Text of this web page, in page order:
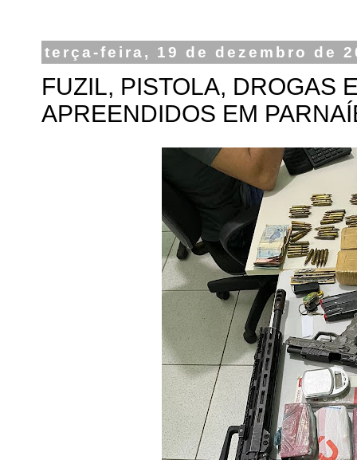
terça-feira, 19 de dezembro de
FUZIL, PISTOLA, DROGAS
APREENDIDOS EM